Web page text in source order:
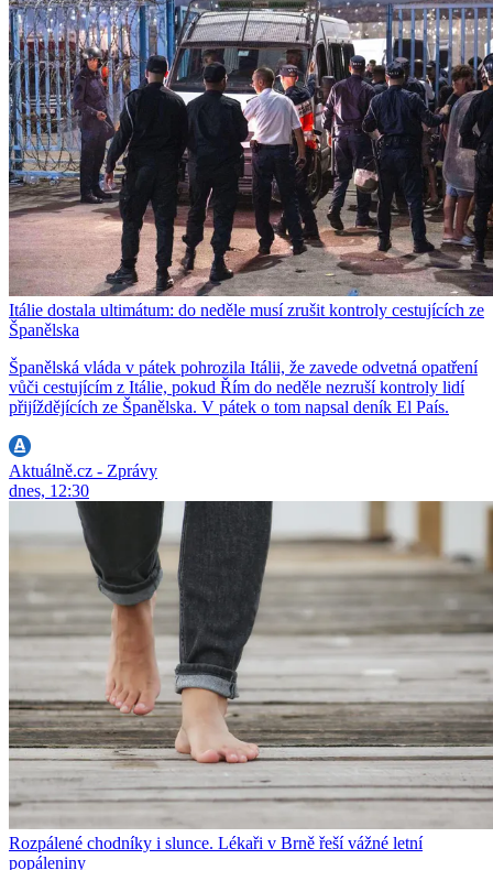
Itálie dostala ultimátum: do neděle musí zrušit kontroly cestujících ze
Španělska
Španělská vláda v pátek pohrozila Itálii, že zavede odvetná opatření
vůči cestujícím z Itálie, pokud Řím do neděle nezruší kontroly lidí
přijíždějících ze Španělska. V pátek o tom napsal deník El País.
Aktuálně.cz - Zprávy
dnes, 12:30
Rozpálené chodníky i slunce. Lékaři v Brně řeší vážné letní
popáleniny